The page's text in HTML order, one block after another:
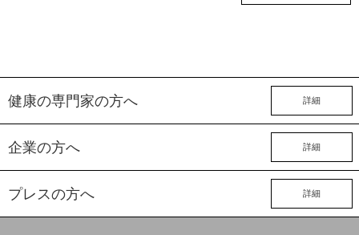
健康の専門家の方へ 詳細
企業の方へ 詳細
プレスの方へ 詳細